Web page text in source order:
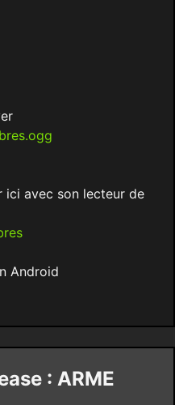
ici avec son lecteur de
Android
: ARME